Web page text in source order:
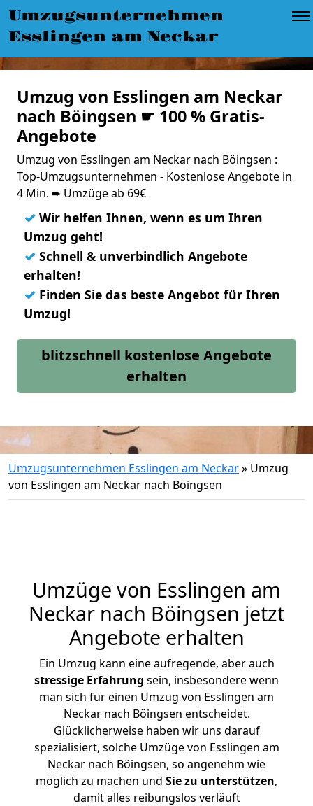
Umzugsunternehmen
Esslingen am Neckar
Umzug von Esslingen am Neckar
nach Böingsen ☛ 100 % Gratis-
Angebote
Umzug von Esslingen am Neckar nach Böingsen :
Top-Umzugsunternehmen - Kostenlose Angebote in
4 Min. ➨ Umzüge ab 69€
✓ Wir helfen Ihnen, wenn es um Ihren
Umzug geht!
✓ Schnell & unverbindlich Angebote
erhalten!
✓ Finden Sie das beste Angebot für Ihren
Umzug!
blitzschnell kostenlose Angebote
erhalten
Umzugsunternehmen Esslingen am Neckar» Umzug
von Esslingen am Neckar nach Böingsen
Umzüge von Esslingen am
Neckar nach Böingsen jetzt
Angebote erhalten
Ein Umzug kann eine aufregende, aber auch
stressige Erfahrung sein, insbesondere wenn
man sich für einen Umzug von Esslingen am
Neckar nach Böingsen entscheidet.
Glücklicherweise haben wir uns darauf
spezialisiert, solche Umzüge von Esslingen am
Neckar nach Böingsen, so angenehm wie
möglich zu machen und Sie zu unterstützen,
damit alles reibungslos verläuft